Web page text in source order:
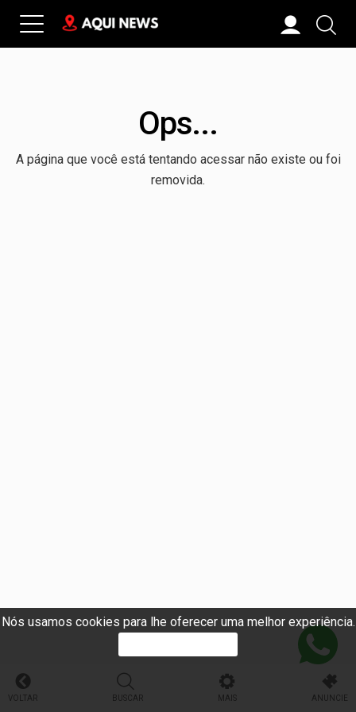
Nós usamos cookies para lhe oferecer uma melhor experiência.
Ops...
A página que você está tentando acessar não existe ou foi
removida.
VOLTAR BUSCAR MAIS ANUNCIE